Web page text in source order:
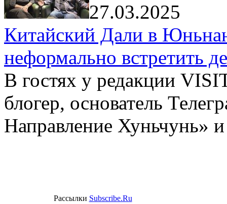
27.03.2025
Китайский Дали в
неформально встретить
В гостях у редакции
блогер, основатель
Направление Хуньчунь»
Рассылки Subscribe.Ru